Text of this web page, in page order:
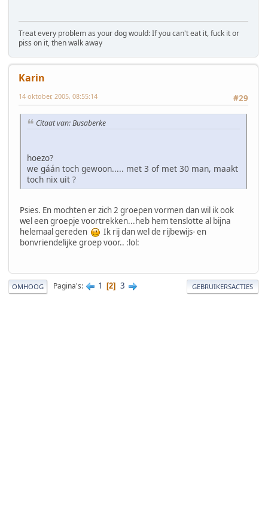
Treat every problem as your dog would: If you can't eat it, fuck it or
piss on it, then walk away
Karin
#29
14 oktober, 2005, 08:55:14
Citaat van: Busaberke
hoezo?
we gáán toch gewoon..... met 3 of met 30 man, maakt
toch nix uit ?
Psies. En mochten er zich 2 groepen vormen dan wil ik ook
wel een groepje voortrekken...heb hem tenslotte al bijna
helemaal gereden
Ik rij dan wel de rijbewijs- en
bonvriendelijke groep voor.. :lol:
OMHOOG Pagina's 1 2 3 GEBRUIKERSACTIES